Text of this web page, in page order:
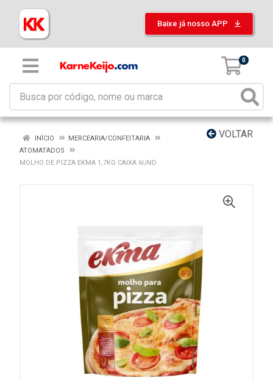
Baixe já nosso APP
0
VOLTAR
INÍCIO
MERCEARIA/CONFEITARIA
ATOMATADOS
MOLHO DE PIZZA EKMA 1,7KG CAIXA 6UND